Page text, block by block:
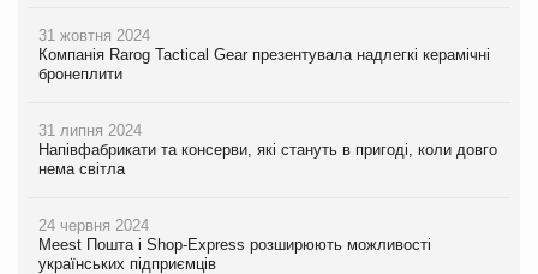
31 жовтня 2024
Компанія Rarog Tactical Gear презентувала надлегкі керамічні
бронеплити
31 липня 2024
Напівфабрикати та консерви, які стануть в пригоді, коли довго
нема світла
24 червня 2024
Meest Пошта і Shop-Express розширюють можливості
українських підприємців